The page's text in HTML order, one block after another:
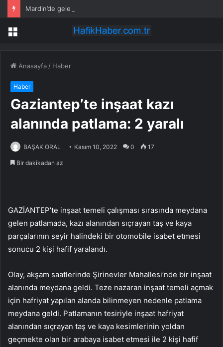
Menü
Anasayfa / Haber
Haber
Gaziantep’te inşaat kazı
alanında patlama: 2 yaralı
BAŞAK ORAL Kasım 10, 2022 0 17
Bir dakikadan az
GAZİANTEP’te inşaat temeli çalışması sırasında meydana
gelen patlamada, kazı alanından sıçrayan taş ve kaya
parçalarının seyir halindeki bir otomobile isabet etmesi
sonucu 2 kişi hafif yaralandı.
Olay, akşam saatlerinde Şirinevler Mahallesi’nde bir inşaat
alanında meydana geldi. Teze nazaran inşaat temeli açmak
için hafriyat yapılan alanda bilinmeyen nedenle patlama
meydana geldi. Patlamanın tesiriyle inşaat hafriyat
alanından sıçrayan taş ve kaya kesimlerinin yoldan
geçmekte olan bir arabaya isabet etmesi ile 2 kişi hafif